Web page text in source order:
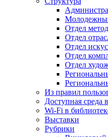
Отдел
Отдел
Отдел
Отдел
Отдел
Из правил
Доступная среда
Wi-Fi в
Выставки
Рубрики